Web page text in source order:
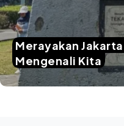
Merayakan
Mengenali Kita